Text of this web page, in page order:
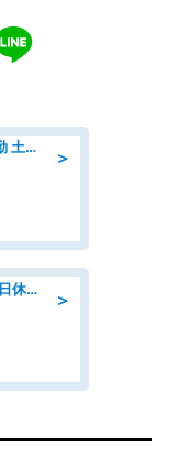
＞
事務/PC・データ入力/営業事務 日勤 土日休み 船舶用のエンジンを扱う会社 総合事務
＞
8時30分～の時短勤務/社保完備/土日休み/人物重視の選考/ねじ締めや梱包業務